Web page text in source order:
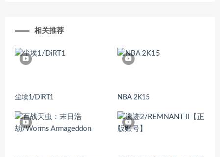
相关推荐
尘埃1/DiRT1 NBA 2K15